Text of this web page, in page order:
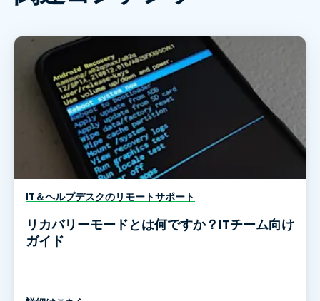
IT＆ヘルプデスクのリモートサポート
リカバリーモードとは何ですか？ITチーム向け
ガイド